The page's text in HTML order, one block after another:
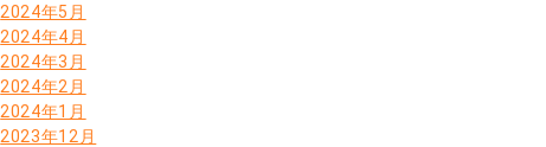
2024年5月
2024年4月
2024年3月
2024年2月
2024年1月
2023年12月